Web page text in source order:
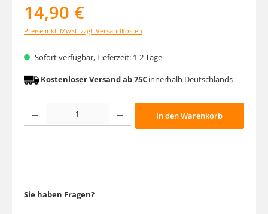
14,90 €
Preise inkl. MwSt. zzgl. Versandkosten
Sofort verfügbar, Lieferzeit: 1-2 Tage
Kostenloser Versand ab 75€innerhalb Deutschlands
Produkt Anzahl: Gib den gewünschten Wert ein oder benutze die
In den Warenkorb
Sie haben Fragen?